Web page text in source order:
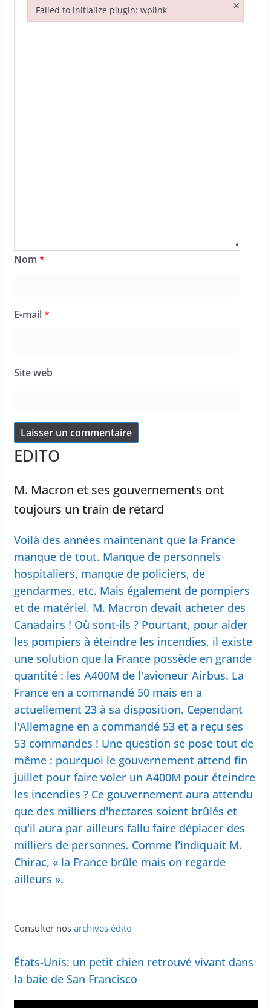
Nom *
E-mail*
Site web
EDITO
M. Macron et ses gouvernements ont
toujours un train de retard
Voilà des années maintenant que la France
manque de tout. Manque de personnels
hospitaliers, manque de policiers, de
gendarmes, etc. Mais également de pompiers
et de matériel. M. Macron devait acheter des
Canadairs ! Où sont-ils ? Pourtant, pour aider
les pompiers à éteindre les incendies, il existe
une solution que la France possède en grande
quantité : les A400M de l'avioneur Airbus. La
France en a commandé 50 mais en a
actuellement 23 à sa disposition. Cependant
l'Allemagne en a commandé 53 et a reçu ses
53 commandes ! Une question se pose tout de
même : pourquoi le gouvernement attend fin
juillet pour faire voler un A400M pour éteindre
les incendies ? Ce gouvernement aura attendu
que des milliers d'hectares soient brûlés et
qu'il aura par ailleurs fallu faire déplacer des
milliers de personnes. Comme l'indiquait M.
Chirac, « la France brûle mais on regarde
ailleurs ».
Consulter nos archives édito
États-Unis: un petit chien retrouvé vivant dans
la baie de San Francisco
Failed to initialize plugin: wplink ×
Failed to initialize plugin: wplink